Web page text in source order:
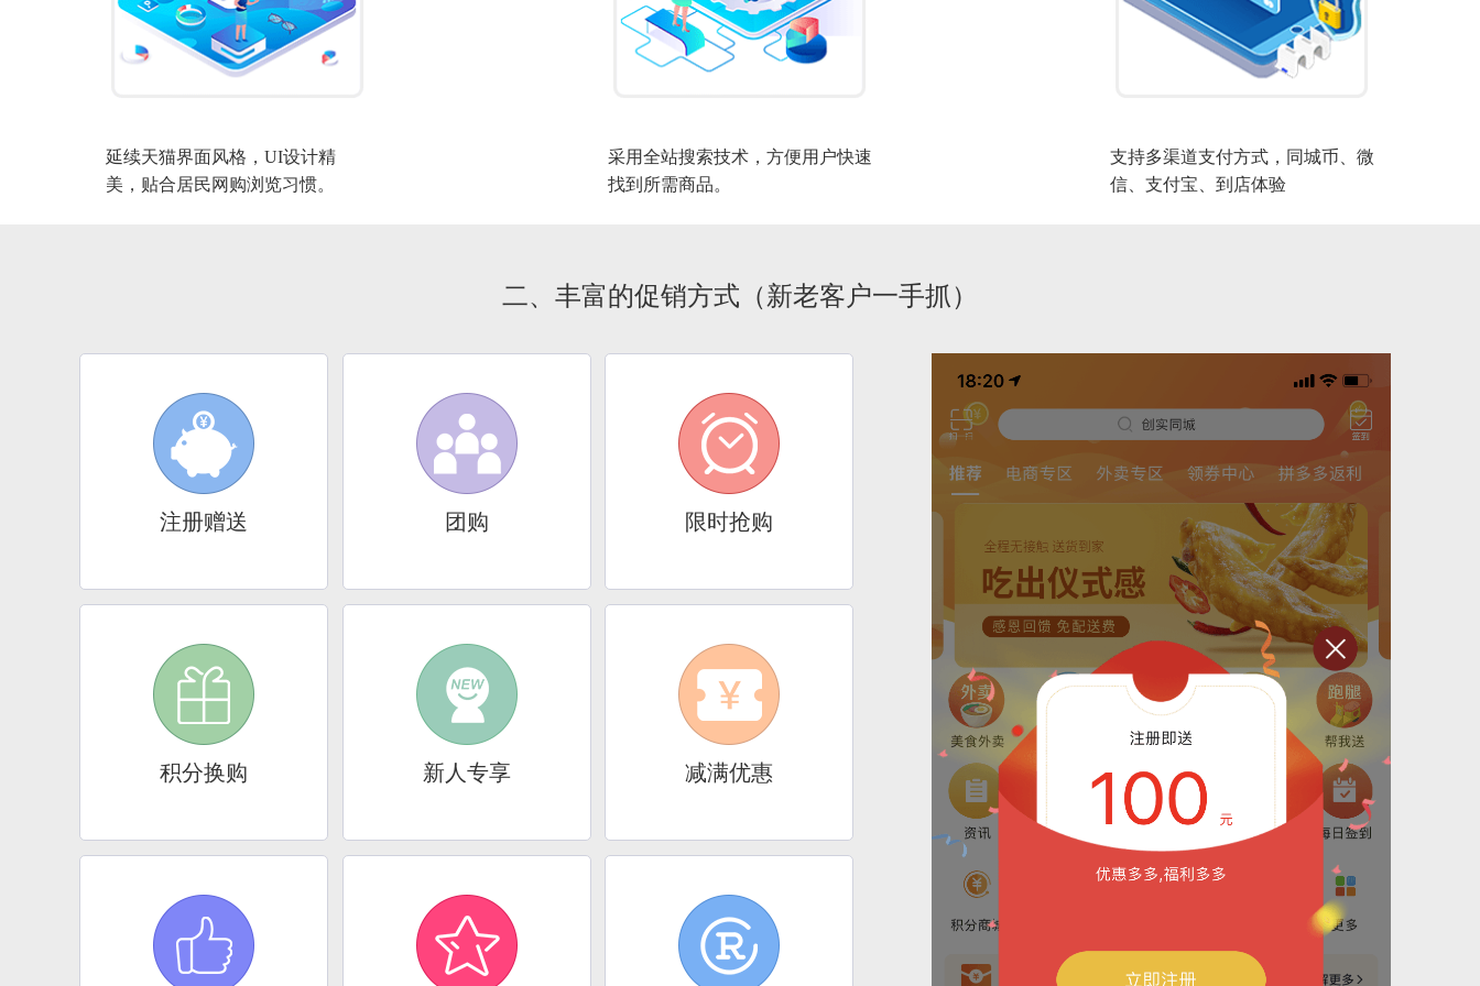
延续天猫界面风格，UI设计精
美，贴合居民网购浏览习惯。
采用全站搜索技术，方便用户快速
找到所需商品。
支持多渠道支付方式，同城币、微
信、支付宝、到店体验
二、丰富的促销方式（新老客户一手抓）
注册赠送 团购 限时抢购
积分换购 新人专享 减满优惠